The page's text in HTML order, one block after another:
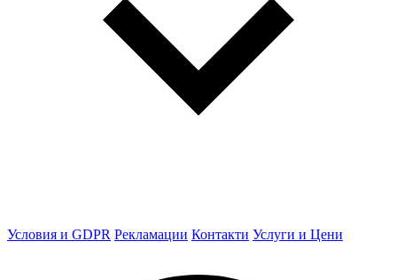
Условия и GDPR Рекламации Контакти Услуги и Цени